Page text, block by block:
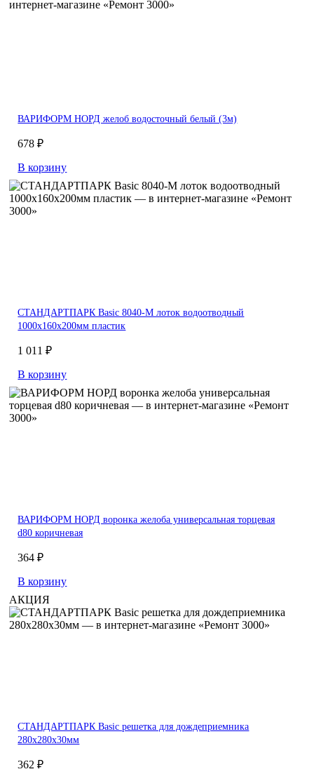
ВАРИФОРМ НОРД желоб водосточный белый (3м)
678 ₽
В корзину
СТАНДАРТПАРК Basic 8040-М лоток водоотводный
1000х160х200мм пластик
1 011 ₽
В корзину
ВАРИФОРМ НОРД воронка желоба универсальная торцевая
d80 коричневая
364 ₽
В корзину
АКЦИЯ
СТАНДАРТПАРК Basic решетка для дождеприемника
280х280х30мм
362 ₽